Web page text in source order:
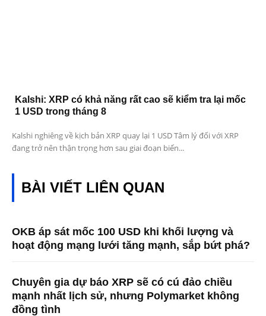
Kalshi: XRP có khả năng rất cao sẽ kiểm tra lại mốc
1 USD trong tháng 8
Kalshi nghiêng về kịch bản XRP quay lại 1 USD Tâm lý đối với XRP
đang trở nên thận trọng hơn sau giai đoạn biến...
BÀI VIẾT LIÊN QUAN
OKB áp sát mốc 100 USD khi khối lượng và
hoạt động mạng lưới tăng mạnh, sắp bứt phá?
Chuyên gia dự báo XRP sẽ có cú đảo chiều
mạnh nhất lịch sử, nhưng Polymarket không
đồng tình